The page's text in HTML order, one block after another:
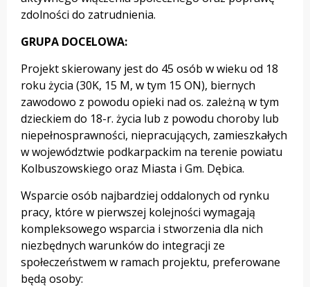
zdolności do zatrudnienia.
GRUPA DOCELOWA:
Projekt skierowany jest do 45 osób w wieku od 18
roku życia (30K, 15 M, w tym 15 ON), biernych
zawodowo z powodu opieki nad os. zależną w tym
dzieckiem do 18-r. życia lub z powodu choroby lub
niepełnosprawności, niepracujących, zamieszkałych
w województwie podkarpackim na terenie powiatu
Kolbuszowskiego oraz Miasta i Gm. Dębica.
Wsparcie osób najbardziej oddalonych od rynku
pracy, które w pierwszej kolejności wymagają
kompleksowego wsparcia i stworzenia dla nich
niezbędnych warunków do integracji ze
społeczeństwem w ramach projektu, preferowane
będą osoby: